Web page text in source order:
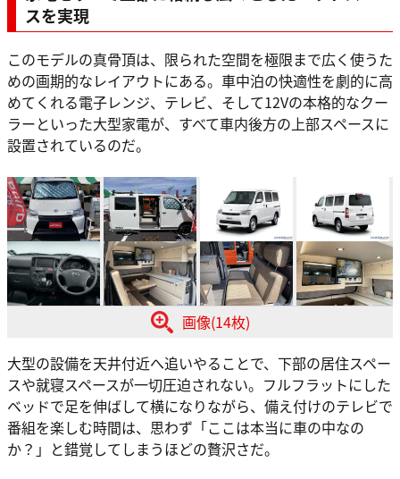
スを実現
このモデルの真骨頂は、限られた空間を極限まで広く使うた
めの画期的なレイアウトにある。車中泊の快適性を劇的に高
めてくれる電子レンジ、テレビ、そして12Vの本格的なクー
ラーといった大型家電が、すべて車内後方の上部スペースに
設置されているのだ。
画像(14枚)
大型の設備を天井付近へ追いやることで、下部の居住スペー
スや就寝スペースが一切圧迫されない。フルフラットにした
ベッドで足を伸ばして横になりながら、備え付けのテレビで
番組を楽しむ時間は、思わず「ここは本当に車の中なの
か？」と錯覚してしまうほどの贅沢さだ。